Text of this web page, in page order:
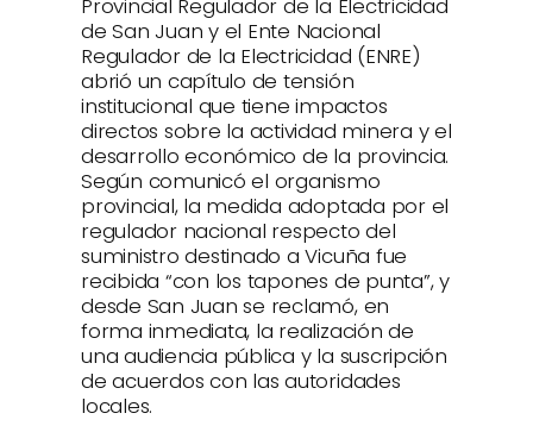
de San Juan y el Ente Nacional
Regulador de la Electricidad (ENRE)
abrió un capítulo de tensión
institucional que tiene impactos
directos sobre la actividad minera y el
desarrollo económico de la provincia.
Según comunicó el organismo
provincial, la medida adoptada por el
regulador nacional respecto del
suministro destinado a Vicuña fue
recibida “con los tapones de punta”, y
desde San Juan se reclamó, en
forma inmediata, la realización de
una audiencia pública y la suscripción
de acuerdos con las autoridades
locales.